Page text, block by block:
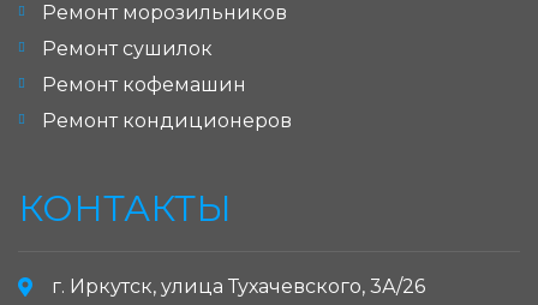
Ремонт морозильников
Ремонт сушилок
Ремонт кофемашин
Ремонт кондиционеров
КОНТАКТЫ
г. Иркутск, улица Тухачевского, 3А/26